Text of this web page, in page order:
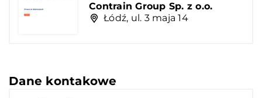
Contrain Group Sp. z o.o.
Łódź, ul. 3 maja 14
Dane kontakowe